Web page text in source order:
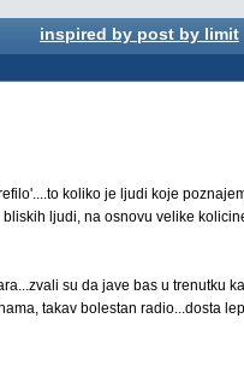
inspired by post by limit
koliko je ljudi koje
ljudi, na osnovu velike
su da jave bas u trenutku
takav bolestan radio...dosta